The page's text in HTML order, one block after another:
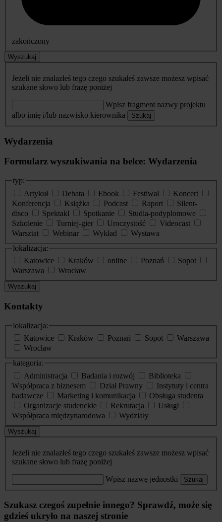
zakończony
Wyszukaj
Jeżeli nie znalazłeś tego czego szukałeś zawsze możesz wpisać
szukane słowo lub frazę poniżej
Wpisz fragment nazwy projektu
albo imię i/lub nazwisko kierownika
Szukaj
Wydarzenia
Formularz wyszukiwania na belce: Wydarzenia
typ:
Artykuł
Debata Ebook Festiwal
Koncert
Konferencja
Książka Podcast Raport
Silent-
disco
Spektakl Spotkanie
Studia-podyplomowe
Szkolenie
Turniej-gier Uroczystość
Videocast
Warsztat
Webinar Wykład
Wystawa
lokalizacja:
Katowice
Kraków online Poznań
Sopot
Warszawa
Wrocław
Wyszukaj
Kontakty
lokalizacja:
Katowice
Kraków Poznań Sopot
Warszawa
Wrocław
kategoria:
Administracja
Badania i rozwój
Biblioteka
Współpraca z biznesem
Dział Prawny
Instytuty i centra
badawcze
Marketing i komunikacja
Obsługa studenta
Organizacje studenckie
Rekrutacja
Usługi
Współpraca międzynarodowa
Wydziały
Wyszukaj
Jeżeli nie znalazłeś tego czego szukałeś zawsze możesz wpisać
szukane słowo lub frazę poniżej
Wpisz nazwę jednostki Szukaj
Szukasz czegoś zupełnie innego? Sprawdź, może się
gdzieś ukryło na naszej stronie